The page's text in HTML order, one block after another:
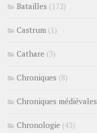
Batailles (172)
Castrum (1)
Cathare (3)
Chroniques (8)
Chroniques médiévales
Chronologie (43)